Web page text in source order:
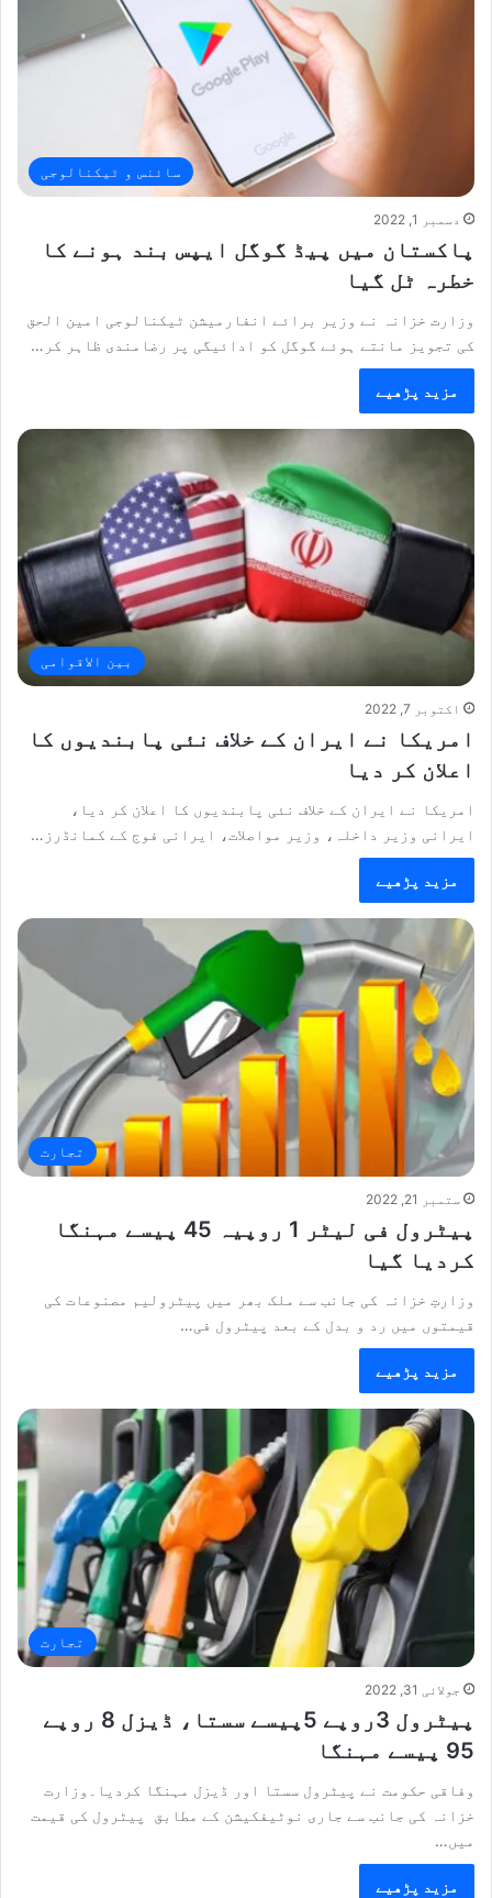
سائنس و ٹیکنالوجی
دسمبر 1, 2022
پاکستان میں پیڈ گوگل ایپس بند ہونے کا
خطرہ ٹل گیا
وزارت خزانہ نے وزیر برائے انفارمیشن ٹیکنالوجی امین الحق
کی تجویز مانتے ہوئے گوگل کو ادائیگی پر رضامندی ظاہر کر…
مزید پڑھیے
بین الاقوامی
اکتوبر 7, 2022
امریکا نے ایران کے خلاف نئی پابندیوں کا
اعلان کر دیا
امریکا نے ایران کے خلاف نئی پابندیوں کا اعلان کر دیا،
ایرانی وزیر داخلہ، وزیر مواصلات، ایرانی فوج کے کمانڈرز…
مزید پڑھیے
تجارت
ستمبر 21, 2022
پیٹرول فی لیٹر 1 روپیہ 45 پیسے مہنگا
کردیا گیا
وزارتِ خزانہ کی جانب سے ملک بھر میں پیٹرولیم مصنوعات کی
قیمتوں میں رد و بدل کے بعد پیٹرول فی…
مزید پڑھیے
تجارت
جولائی 31, 2022
پیٹرول 3روپے 5پیسے سستا، ڈیزل 8 روپے
95 پیسے مہنگا
وفاقی حکومت نے پیٹرول سستا اور ڈیزل مہنگا کردیا۔وزارت
خزانہ کی جانب سے جاری نوٹیفکیشن کے مطابق پیٹرول کی قیمت
میں…
مزید پڑھیے